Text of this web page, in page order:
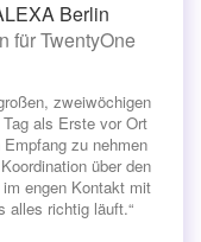
Berlin
für TwentyOne
zweiwöchigen
als Erste vor Ort
zu nehmen
über den
engen Kontakt mit
alles richtig läuft.“